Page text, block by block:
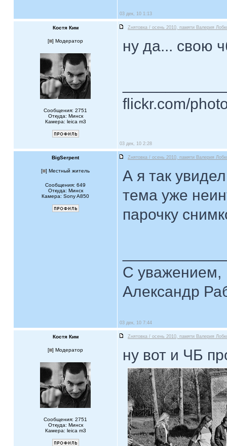
03 дек, 10 1:13
Костя Ким Zнятовка / осень 2010, памяти Валерия
[ ] Модератор
Сообщения: 2751
Откуда: Минск
Камера: leica m3
ну да... свою
flickr.com/
03 дек, 10 2:28
BigSerpent Zнятовка / осень 2010, памяти Валерия
[ ] Местный житель
Сообщения: 649
Откуда: Минск
Камера: Sony A850
А я так
тема уже
парочку
С уважением,
Александр
03 дек, 10 7:44
Костя Ким Zнятовка / осень 2010, памяти Валерия
[ ] Модератор
Сообщения: 2751
Откуда: Минск
Камера: leica m3
ну вот и ЧБ